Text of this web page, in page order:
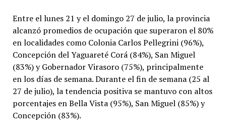
Entre el lunes 21 y el domingo 27 de julio, la provincia
alcanzó promedios de ocupación que superaron el 80%
en localidades como Colonia Carlos Pellegrini (96%),
Concepción del Yaguareté Corá (84%), San Miguel
(83%) y Gobernador Virasoro (75%), principalmente
en los días de semana. Durante el fin de semana (25 al
27 de julio), la tendencia positiva se mantuvo con altos
porcentajes en Bella Vista (95%), San Miguel (85%) y
Concepción (83%).